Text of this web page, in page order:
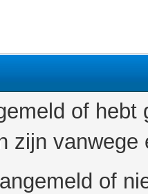
of
zijn
of